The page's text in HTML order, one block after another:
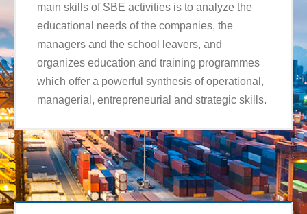
main skills of SBE activities is to analyze the
educational needs of the companies, the
managers and the school leavers, and
organizes education and training programmes
which offer a powerful synthesis of operational,
managerial, entrepreneurial and strategic skills.